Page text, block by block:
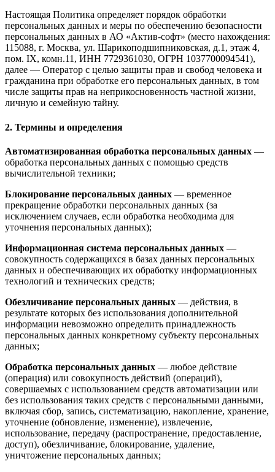
Настоящая Политика определяет порядок обработки
персональных данных и меры по обеспечению безопасности
персональных данных в АО «Актив-софт» (место нахождения:
115088, г. Москва, ул. Шарикоподшипниковская, д.1, этаж 4,
пом. IX, комн.11, ИНН 7729361030, ОГРН 1037700094541),
далее — Оператор с целью защиты прав и свобод человека и
гражданина при обработке его персональных данных, в том
числе защиты прав на неприкосновенность частной жизни,
личную и семейную тайну.
2. Термины и определения
Автоматизированная обработка персональных данных —
обработка персональных данных с помощью средств
вычислительной техники;
Блокирование персональных данных — временное
прекращение обработки персональных данных (за
исключением случаев, если обработка необходима для
уточнения персональных данных);
Информационная система персональных данных —
совокупность содержащихся в базах данных персональных
данных и обеспечивающих их обработку информационных
технологий и технических средств;
Обезличивание персональных данных — действия, в
результате которых без использования дополнительной
информации невозможно определить принадлежность
персональных данных конкретному субъекту персональных
данных;
Обработка персональных данных — любое действие
(операция) или совокупность действий (операций),
совершаемых с использованием средств автоматизации или
без использования таких средств с персональными данными,
включая сбор, запись, систематизацию, накопление, хранение,
уточнение (обновление, изменение), извлечение,
использование, передачу (распространение, предоставление,
доступ), обезличивание, блокирование, удаление,
уничтожение персональных данных;